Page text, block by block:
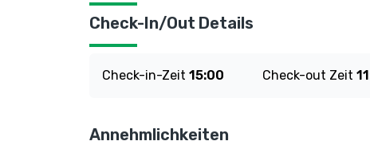
Check-In/Out Details
Check-in-Zeit 15:00 Check-out Zeit
Annehmlichkeiten